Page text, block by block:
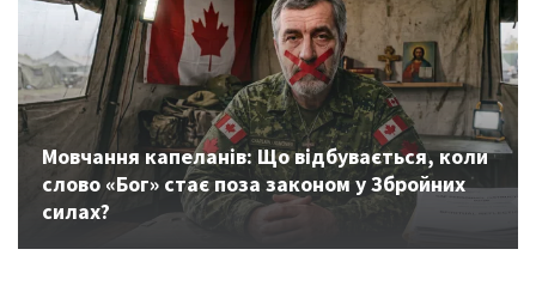
Мовчання капеланів: Що відбувається, коли
слово «Бог» стає поза законом у Збройних
силах?
Previous Next